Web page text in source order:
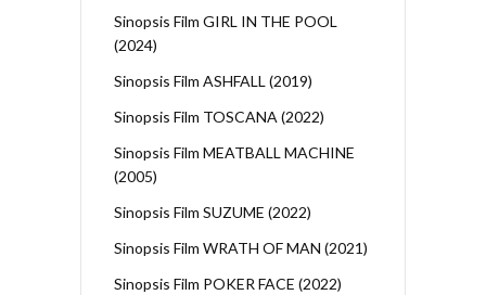
Sinopsis Film GIRL IN THE POOL
(2024)
Sinopsis Film ASHFALL (2019)
Sinopsis Film TOSCANA (2022)
Sinopsis Film MEATBALL MACHINE
(2005)
Sinopsis Film SUZUME (2022)
Sinopsis Film WRATH OF MAN (2021)
Sinopsis Film POKER FACE (2022)